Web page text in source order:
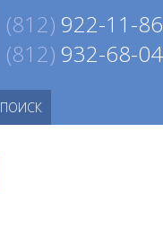
(812) 922-11-86
(812) 932-68-04
ПОИСК